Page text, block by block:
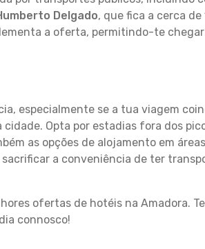
Delgado, que fica a cerca
a oferta, permitindo-te
especialmente se a tua viagem
Opta por estadias fora dos
as opções de alojamento em
a conveniência de ter
ofertas de hotéis na Amadora.
connosco!